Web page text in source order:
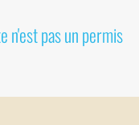
n'est pas un permis